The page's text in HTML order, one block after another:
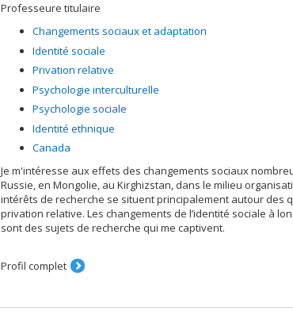
Professeure titulaire
Changements sociaux et adaptation
Identité sociale
Privation relative
Psychologie interculturelle
Psychologie sociale
Identité ethnique
Canada
Je m'intéresse aux effets des changements sociaux
Russie, en Mongolie, au Kirghizstan, dans le milieu
intérêts de recherche se situent principalement autour des
privation relative. Les changements de l’identité sociale à
sont des sujets de recherche qui me captivent.
Profil complet